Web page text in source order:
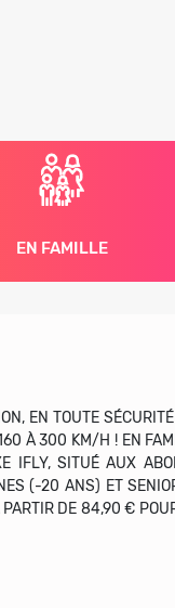
EN FAMILLE
EN TOUTE
À 300 KM/H ! EN
IFLY, SITUÉ AUX
(-20 ANS) ET
DE 84,90 €